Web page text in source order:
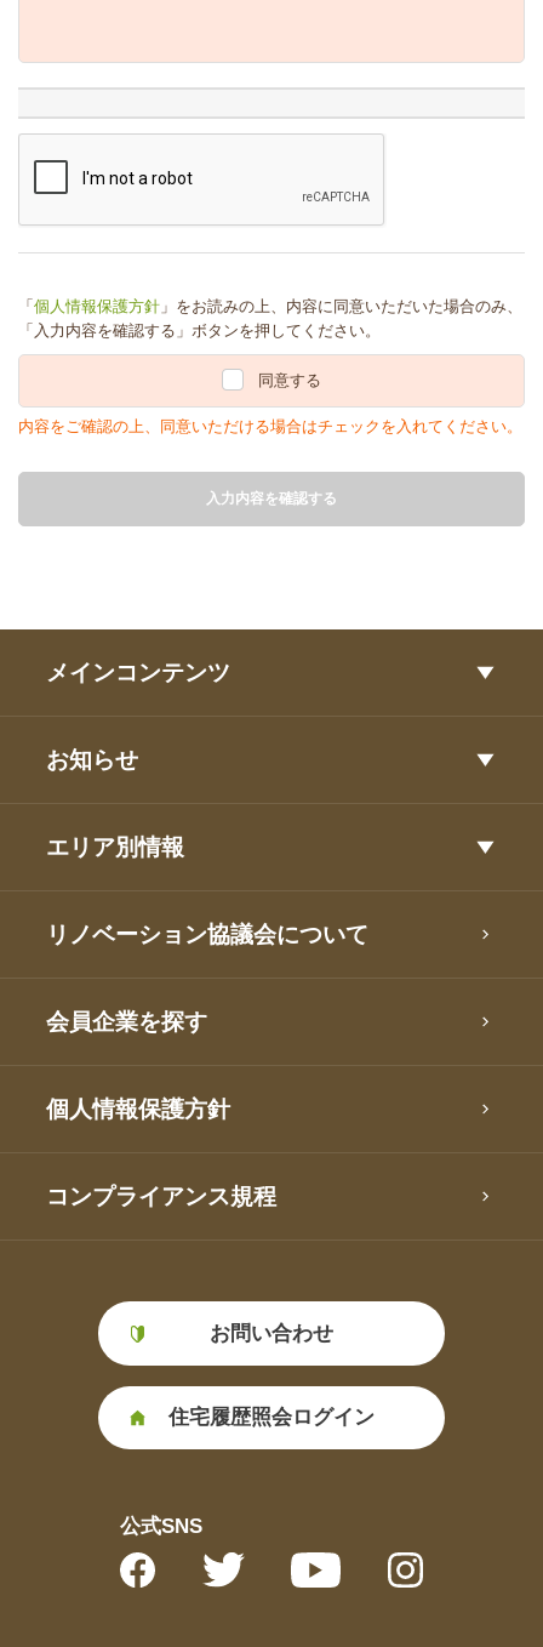
「 個人情報保護方針 」をお読みの上、内容に同意いただいた場合のみ、
「入力内容を確認する」ボタンを押してください。
同意する
内容をご確認の上、同意いただける場合はチェックを入れてください。
入力内容を確認する
メインコンテンツ
お知らせ
エリア別情報
リノベーション協議会について
会員企業を探す
個人情報保護方針
コンプライアンス規程
お問い合わせ
住宅履歴照会ログイン
公式SNS